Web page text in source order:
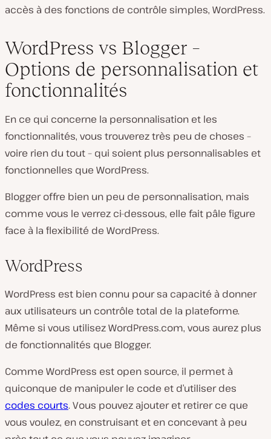
accès à des fonctions de contrôle simples, WordPress.
WordPress vs Blogger –
Options de personnalisation et
fonctionnalités
En ce qui concerne la personnalisation et les
fonctionnalités, vous trouverez très peu de choses –
voire rien du tout – qui soient plus personnalisables et
fonctionnelles que WordPress.
Blogger offre bien un peu de personnalisation, mais
comme vous le verrez ci-dessous, elle fait pâle figure
face à la flexibilité de WordPress.
WordPress
WordPress est bien connu pour sa capacité à donner
aux utilisateurs un contrôle total de la plateforme.
Même si vous utilisez WordPress.com, vous aurez plus
de fonctionnalités que Blogger.
Comme WordPress est open source, il permet à
quiconque de manipuler le code et d’utiliser des
codes courts. Vous pouvez ajouter et retirer ce que
vous voulez, en construisant et en concevant à peu